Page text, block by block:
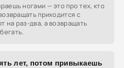
ногами — это про тех, кто
приходится с
на раз-два, а возвращать
лет, потом привыкаешь